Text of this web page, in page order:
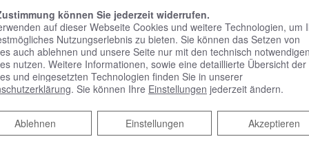
für Fenster, Türen und Wintergärten finden. Fenster
sich deshalb vor der Wahl Ihrer Fenster und lassen Sie
Kompetenz, innovative Produkte, kreative Lösungen,
Tradition – und das seit über 70 Jahren.
können Sie jederzeit widerrufen.
auf dieser Webseite Cookies und weitere Technologien, um
Nutzungserlebnis zu bieten. Sie können das Setzen von
auch ablehnen und unsere Seite nur mit den technisch notwendigen
nutzen. Weitere Informationen, sowie eine detaillierte Übersicht der
und eingesetzten Technologien finden Sie in unserer
. Sie können Ihre Einstellungen jederzeit ändern.
Akzeptieren
Einstellungen
Ablehnen
Ablehnen